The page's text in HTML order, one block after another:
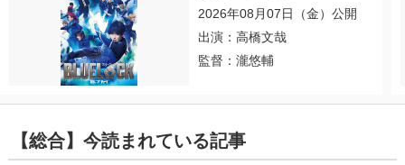
2026年08月07日（金）公開
出演：高橋文哉
監督：瀧悠輔
【総合】今読まれている記事